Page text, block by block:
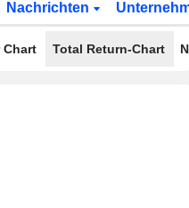
Nachrichten
Chart Total Return-Chart